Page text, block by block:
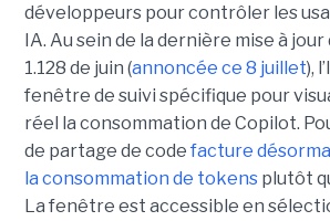
développeurs pour contrôler les
IA. Au sein de la dernière mise à jour
1.128 de juin (annoncée ce 8 juillet),
fenêtre de suivi spécifique pour
réel la consommation de Copilot.
de partage de code facture
la consommation de tokens plutôt
La fenêtre est accessible en